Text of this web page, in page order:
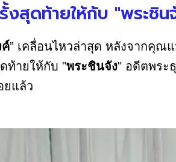
งสุดท้ายให้กับ "พระชิน
ค์” เคลื่อนไหวล่าสุด หลังจากคุณ
ท้ายให้กับ "พระชินจัง" อดีตพระ
ยแล้ว